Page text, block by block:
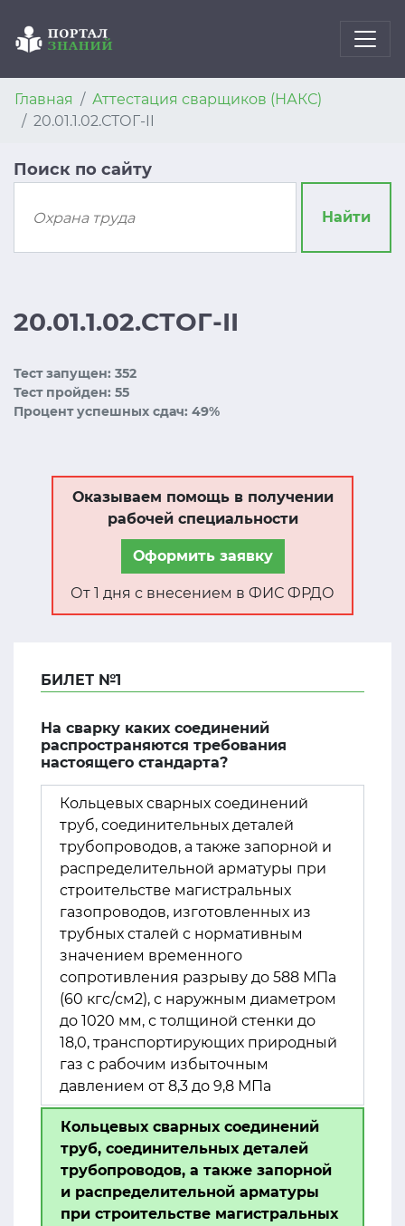
Главная
Аттестация сварщиков (НАКС)
20.01.1.02.СТОГ-II
Поиск по сайту
Найти
20.01.1.02.СТОГ-II
Тест запущен: 352
Тест пройден: 55
Процент успешных сдач: 49%
Оказываем помощь в получении
рабочей специальности
Оформить заявку
От 1 дня с внесением в ФИС ФРДО
БИЛЕТ №1
На сварку каких соединений
распространяются требования
настоящего стандарта?
Кольцевых сварных соединений
труб, соединительных деталей
трубопроводов, а также запорной и
распределительной арматуры при
строительстве магистральных
газопроводов, изготовленных из
трубных сталей с нормативным
значением временного
сопротивления разрыву до 588 МПа
(60 кгс/см2), с наружным диаметром
до 1020 мм, с толщиной стенки до
18,0, транспортирующих природный
газ с рабочим избыточным
давлением от 8,3 до 9,8 МПа
Кольцевых сварных соединений
труб, соединительных деталей
трубопроводов, а также запорной
и распределительной арматуры
при строительстве магистральных